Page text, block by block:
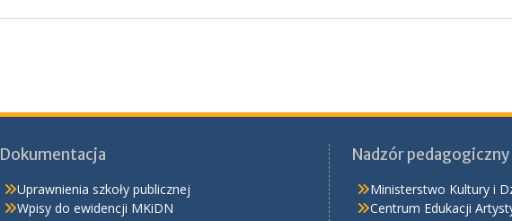
Dokumentacja
Uprawnienia szkoły publicznej
Wpisy do ewidencji MKiDN
Nadzór pedagogiczny
Ministerstwo Kultury i
Centrum Edukacji